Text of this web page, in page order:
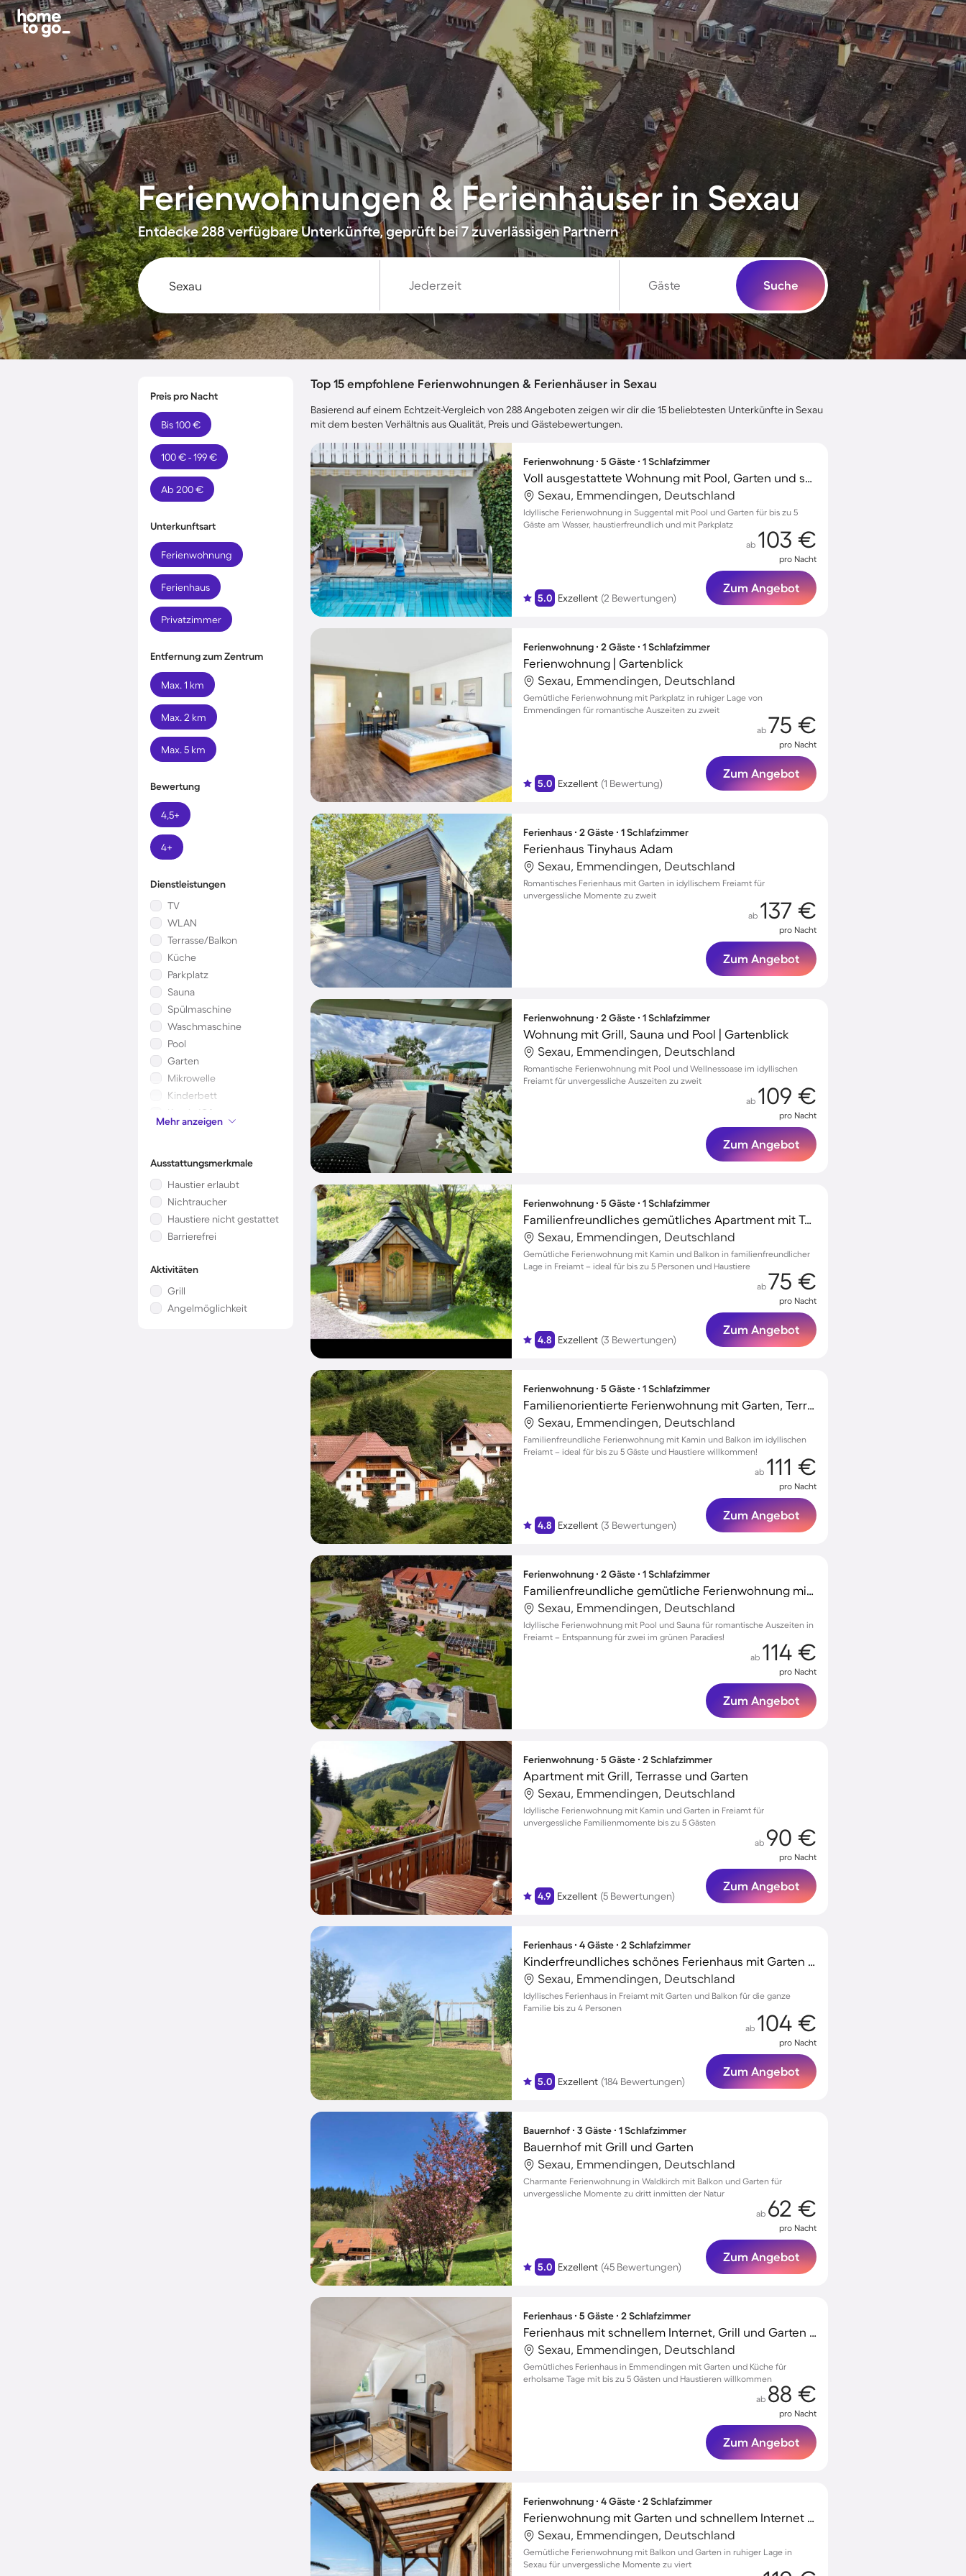
Ferienwohnungen & Ferienhäuser in Sexau
Entdecke 288 verfügbare Unterkünfte, geprüft bei 7 zuverlässigen Partnern
Jederzeit Gäste Suche
Preis pro Nacht
Bis 100 €
100 € - 199 €
Ab 200 €
Unterkunftsart
Ferienwohnung
Ferienhaus
Privatzimmer
Entfernung zum Zentrum
Max. 1 km
Max. 2 km
Max. 5 km
Bewertung
4,5+
4+
Dienstleistungen
TV
WLAN
Terrasse/Balkon
Küche
Parkplatz
Sauna
Spülmaschine
Waschmaschine
Pool
Garten
Mikrowelle
Kinderbett
Kamin/Ofen
Klimaanlage
Mehr anzeigen
Ausstattungsmerkmale
Haustier erlaubt
Nichtraucher
Haustiere nicht gestattet
Barrierefrei
Aktivitäten
Grill
Angelmöglichkeit
Top 15 empfohlene Ferienwohnungen & Ferienhäuser in Sexau
Basierend auf einem Echtzeit-Vergleich von 288 Angeboten zeigen wir dir die 15 beliebtesten Unterkünfte in Sexau
mit dem besten Verhältnis aus Qualität, Preis und Gästebewertungen.
Ferienwohnung ∙ 5 Gäste ∙ 1 Schlafzimmer
Voll ausgestattete Wohnung mit Pool, Garten und schnellem Internet | Bergblick | Perfekt für die Arbeit von Zuhause | Haustiere erlaubt
Sexau, Emmendingen, Deutschland
Idyllische Ferienwohnung in Suggental mit Pool und Garten für bis zu 5
Gäste am Wasser, haustierfreundlich und mit Parkplatz
5.0 Exzellent (2 Bewertungen)
ab 103 €
pro Nacht
Zum Angebot
Ferienwohnung ∙ 2 Gäste ∙ 1 Schlafzimmer
Ferienwohnung | Gartenblick
Sexau, Emmendingen, Deutschland
Gemütliche Ferienwohnung mit Parkplatz in ruhiger Lage von
Emmendingen für romantische Auszeiten zu zweit
5.0 Exzellent (1 Bewertung)
ab 75 €
pro Nacht
Zum Angebot
Ferienhaus ∙ 2 Gäste ∙ 1 Schlafzimmer
Ferienhaus Tinyhaus Adam
Sexau, Emmendingen, Deutschland
Romantisches Ferienhaus mit Garten in idyllischem Freiamt für
unvergessliche Momente zu zweit
ab 137 €
pro Nacht
Zum Angebot
Ferienwohnung ∙ 2 Gäste ∙ 1 Schlafzimmer
Wohnung mit Grill, Sauna und Pool | Gartenblick
Sexau, Emmendingen, Deutschland
Romantische Ferienwohnung mit Pool und Wellnessoase im idyllischen
Freiamt für unvergessliche Auszeiten zu zweit
ab 109 €
pro Nacht
Zum Angebot
Ferienwohnung ∙ 5 Gäste ∙ 1 Schlafzimmer
Familienfreundliches gemütliches Apartment mit Terrasse, Grill und Garten | Haustiere sind willkommen
Sexau, Emmendingen, Deutschland
Gemütliche Ferienwohnung mit Kamin und Balkon in familienfreundlicher
Lage in Freiamt – ideal für bis zu 5 Personen und Haustiere
4.8 Exzellent (3 Bewertungen)
ab 75 €
pro Nacht
Zum Angebot
Ferienwohnung ∙ 5 Gäste ∙ 1 Schlafzimmer
Familienorientierte Ferienwohnung mit Garten, Terrasse und Grill | Hunde erlaubt
Sexau, Emmendingen, Deutschland
Familienfreundliche Ferienwohnung mit Kamin und Balkon im idyllischen
Freiamt – ideal für bis zu 5 Gäste und Haustiere willkommen!
4.8 Exzellent (3 Bewertungen)
ab 111 €
pro Nacht
Zum Angebot
Ferienwohnung ∙ 2 Gäste ∙ 1 Schlafzimmer
Familienfreundliche gemütliche Ferienwohnung mit Grill, Pool und Terrasse
Sexau, Emmendingen, Deutschland
Idyllische Ferienwohnung mit Pool und Sauna für romantische Auszeiten in
Freiamt – Entspannung für zwei im grünen Paradies!
ab 114 €
pro Nacht
Zum Angebot
Ferienwohnung ∙ 5 Gäste ∙ 2 Schlafzimmer
Apartment mit Grill, Terrasse und Garten
Sexau, Emmendingen, Deutschland
Idyllische Ferienwohnung mit Kamin und Garten in Freiamt für
unvergessliche Familienmomente bis zu 5 Gästen
4.9 Exzellent (5 Bewertungen)
ab 90 €
pro Nacht
Zum Angebot
Ferienhaus ∙ 4 Gäste ∙ 2 Schlafzimmer
Kinderfreundliches schönes Ferienhaus mit Garten und Grill
Sexau, Emmendingen, Deutschland
Idyllisches Ferienhaus in Freiamt mit Garten und Balkon für die ganze
Familie bis zu 4 Personen
5.0 Exzellent (184 Bewertungen)
ab 104 €
pro Nacht
Zum Angebot
Bauernhof ∙ 3 Gäste ∙ 1 Schlafzimmer
Bauernhof mit Grill und Garten
Sexau, Emmendingen, Deutschland
Charmante Ferienwohnung in Waldkirch mit Balkon und Garten für
unvergessliche Momente zu dritt inmitten der Natur
5.0 Exzellent (45 Bewertungen)
ab 62 €
pro Nacht
Zum Angebot
Ferienhaus ∙ 5 Gäste ∙ 2 Schlafzimmer
Ferienhaus mit schnellem Internet, Grill und Garten | Gartenblick | Perfekt für die Arbeit von Zuhause | Haustiere erlaubt
Sexau, Emmendingen, Deutschland
Gemütliches Ferienhaus in Emmendingen mit Garten und Küche für
erholsame Tage mit bis zu 5 Gästen und Haustieren willkommen
ab 88 €
pro Nacht
Zum Angebot
Ferienwohnung ∙ 4 Gäste ∙ 2 Schlafzimmer
Ferienwohnung mit Garten und schnellem Internet | Gartenblick
Sexau, Emmendingen, Deutschland
Gemütliche Ferienwohnung mit Balkon und Garten in ruhiger Lage in
Sexau für unvergessliche Momente zu viert